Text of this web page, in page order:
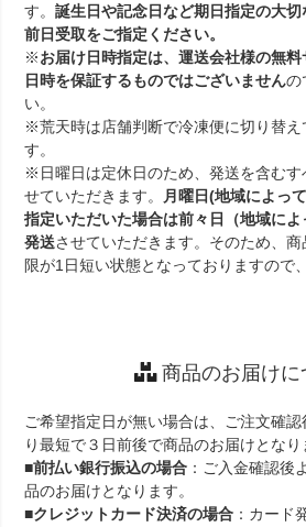
す。誕生日や記念日など期日指定の大
前日受取をご指定ください。
※お届け日時指定は、運送会社様の無
日時を保証するものではございませんの
い。
※荒天時は店舗判断で冷凍便に切り替え
す。
※日曜日は定休日のため、発送を含むす
せていただきます。
月曜日(地域によっ
指定いただいた場合は前々日（地域に
発送させていただきます。そのため、
限が1日短い状態となっておりますので
商品のお届けに
ご希望指定日が無い場合は、ご注文確
り最短で３日前後で商品のお届けとな
■前払い銀行振込の場合 ：ご入金確認後
品のお届けとなります。
■クレジットカード決済の場合 ：カード